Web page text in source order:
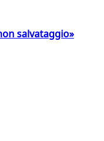
salvataggio»